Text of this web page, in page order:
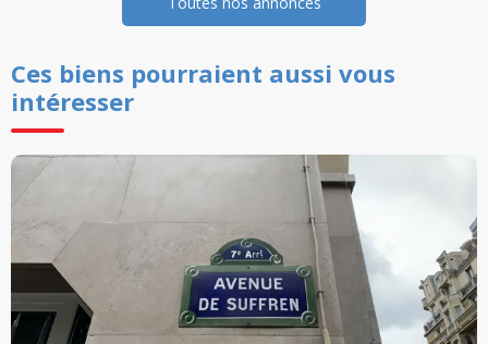
Ces biens pourraient aussi vous
intéresser